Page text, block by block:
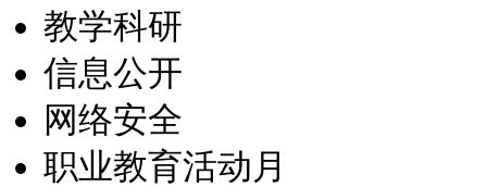
教学科研
信息公开
网络安全
职业教育活动月